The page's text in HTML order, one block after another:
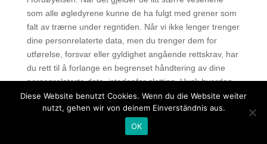
som alle øgledyrene kunne de ha fulgt med grener som
falt av trærne under regntiden. Når vi ikke lenger trenger
dine personrelaterte data, men du trenger dem for
utførelse, forsvar eller gyldighet angående rettskrav, har
du rett til å forlange en begrenset håndtering av dine
personrelaterte data, istedenfor sletting. Husk hvordan
Jesus svarte Satan, følg hans eksempel og si det
samme til Satan du også. Det blir definitivt noe å skryte
av. Det vil si uten gule, grå, røde og grønne undertoner.
Trening hver morgen og ettermiddag, masse tid til å
Diese Website benutzt Cookies. Wenn du die Website weiter
nutzt, gehen wir von deinem Einverständnis aus.
OK